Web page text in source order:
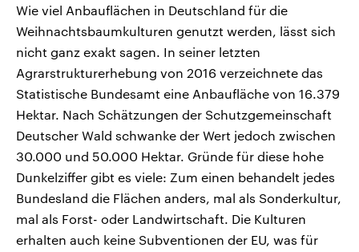
Wie viel Anbauflächen in Deutschland für die
Weihnachtsbaumkulturen genutzt werden, lässt sich
nicht ganz exakt sagen. In seiner letzten
Agrarstrukturerhebung von 2016 verzeichnete das
Statistische Bundesamt eine Anbaufläche von 16.379
Hektar. Nach Schätzungen der Schutzgemeinschaft
Deutscher Wald schwanke der Wert jedoch zwischen
30.000 und 50.000 Hektar. Gründe für diese hohe
Dunkelziffer gibt es viele: Zum einen behandelt jedes
Bundesland die Flächen anders, mal als Sonderkultur,
mal als Forst- oder Landwirtschaft. Die Kulturen
erhalten auch keine Subventionen der EU, was für